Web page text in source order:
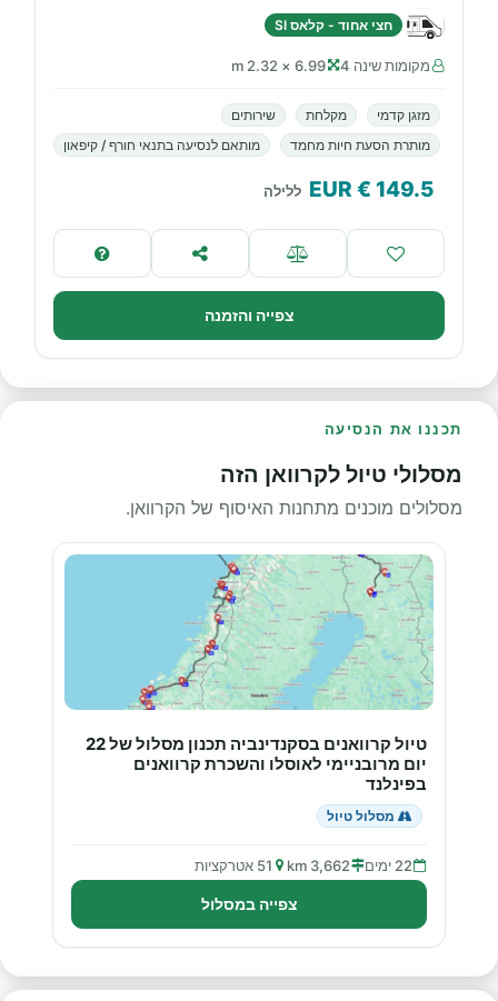
חצי אחוד - קלאס SI
מקומות שינה 4 6.99 × 2.32 m
מזגן קדמי מקלחת
שירותים
מותרת הסעת חיות מחמד
מותאם לנסיעה בתנאי חורף / קיפאון
149.5
€ EUR ללילה
צפייה והזמנה
תכננו את הנסיעה
מסלולי טיול לקרוואן הזה
מסלולים מוכנים מתחנות האיסוף של הקרוואן.
טיול קרוואנים בסקנדינביה תכנון מסלול של 22
יום מרובניימי לאוסלו והשכרת קרוואנים
בפינלנד
מסלול טיול
22 ימים 3,662 km 51 אטרקציות
צפייה במסלול